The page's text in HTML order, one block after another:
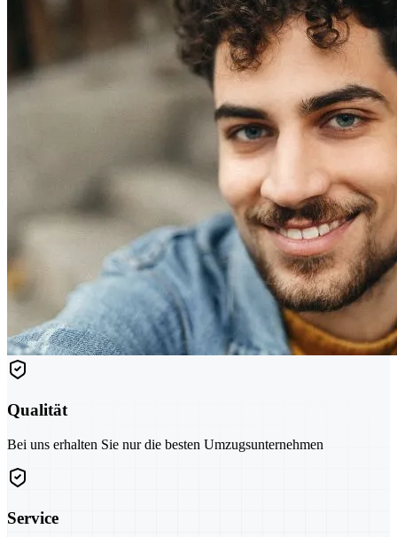
Qualität
Bei uns erhalten Sie nur die besten Umzugsunternehmen
Service